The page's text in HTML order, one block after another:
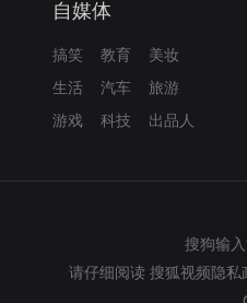
自媒体
搞笑 教育
美妆
生活
汽车
旅游
游戏
科技 出品人
搜狗输
请仔细阅读 搜狐视频隐私